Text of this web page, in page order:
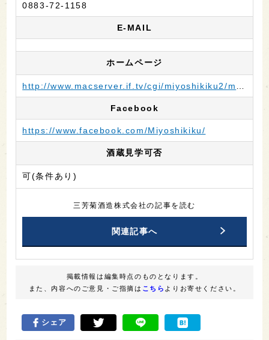
0883-72-1158
E-MAIL
ホームページ
Facebook
https://www.facebook.com/Miyoshikiku/
酒蔵見学可否
可(条件あり)
三芳菊酒造株式会社の記事を読む
関連記事へ
掲載情報は編集時点のものとなります。
また、内容へのご意見・ご指摘は こちら よりお寄せください。
シェア